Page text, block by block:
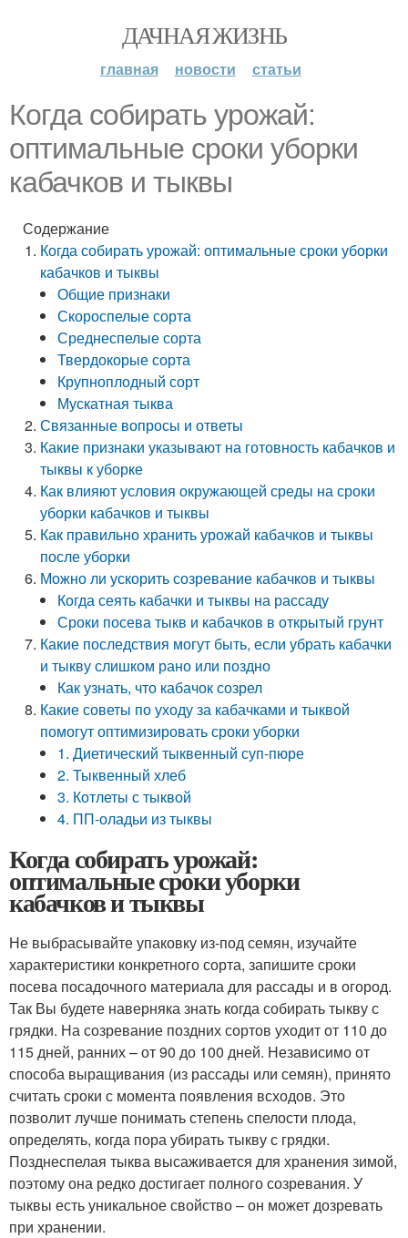
ДАЧНАЯ ЖИЗНЬ
главная новости статьи
Когда собирать урожай:
оптимальные сроки уборки
кабачков и тыквы
Содержание
Когда собирать урожай: оптимальные сроки уборки
кабачков и тыквы
Общие признаки
Скороспелые сорта
Среднеспелые сорта
Твердокорые сорта
Крупноплодный сорт
Мускатная тыква
Связанные вопросы и ответы
Какие признаки указывают на готовность кабачков и
тыквы к уборке
Как влияют условия окружающей среды на сроки
уборки кабачков и тыквы
Как правильно хранить урожай кабачков и тыквы
после уборки
Можно ли ускорить созревание кабачков и тыквы
Когда сеять кабачки и тыквы на рассаду
Сроки посева тыкв и кабачков в открытый грунт
Какие последствия могут быть, если убрать кабачки
и тыкву слишком рано или поздно
Как узнать, что кабачок созрел
Какие советы по уходу за кабачками и тыквой
помогут оптимизировать сроки уборки
1. Диетический тыквенный суп-пюре
2. Тыквенный хлеб
3. Котлеты с тыквой
4. ПП-оладьи из тыквы
Когда собирать урожай:
оптимальные сроки уборки
кабачков и тыквы
Не выбрасывайте упаковку из-под семян, изучайте
характеристики конкретного сорта, запишите сроки
посева посадочного материала для рассады и в огород.
Так Вы будете наверняка знать когда собирать тыкву с
грядки. На созревание поздних сортов уходит от 110 до
115 дней, ранних – от 90 до 100 дней. Независимо от
способа выращивания (из рассады или семян), принято
считать сроки с момента появления всходов. Это
позволит лучше понимать степень спелости плода,
определять, когда пора убирать тыкву с грядки.
Позднеспелая тыква высаживается для хранения зимой,
поэтому она редко достигает полного созревания. У
тыквы есть уникальное свойство – он может дозревать
при хранении.